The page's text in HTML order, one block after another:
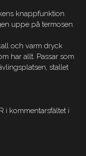
knappfunktion.
uppe på termosen.
och varm dryck
har allt. Passar som
stallet
i kommentarsfältet i